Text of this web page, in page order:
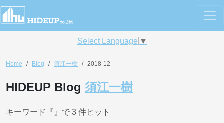
Select Language ▼
Home Blog 須江一樹 2018-12
HIDEUP Blog 須江一樹
キーワード『 』で 3 件ヒット